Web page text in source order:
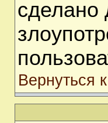
сделано
Вернуться